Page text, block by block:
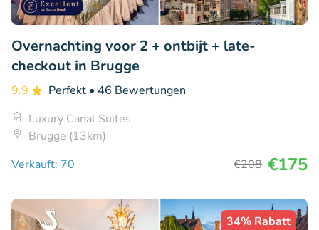
Overnachting voor 2 + ontbijt + late-
checkout in Brugge
9.9 Perfekt • 46 Bewertungen
Luxury Canal Suites
Brugge (13km)
Verkauft: 70
€208 €175
34% Rabatt